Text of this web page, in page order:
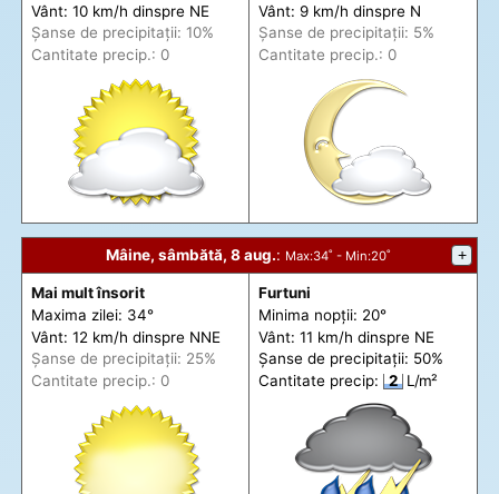
Vânt: 10 km/h dinspre NE
Șanse de precipitații: 10%
Cantitate precip.: 0
Vânt: 9 km/h dinspre N
Șanse de precipitații: 5%
Cantitate precip.: 0
Mâine, sâmbătă, 8 aug.: Max:34˚ - Min:20˚ +
Mai mult însorit
Maxima zilei: 34°
Vânt: 12 km/h dinspre NNE
Șanse de precipitații: 25%
Cantitate precip.: 0
Furtuni
Minima nopții: 20°
Vânt: 11 km/h dinspre NE
Șanse de precipitații: 50%
Cantitate precip:
2 L/m²